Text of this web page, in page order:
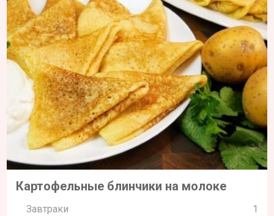
Картофельные блинчики на молоке
Завтраки 1